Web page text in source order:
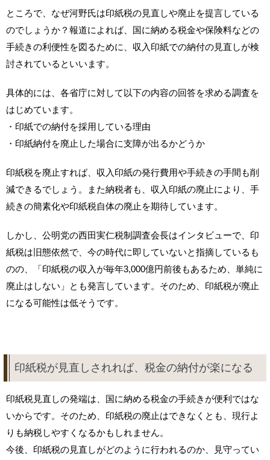
ところで、なぜ河野氏は印紙税の見直しや廃止を提言している
のでしょうか？報道によれば、国に納める税金や保険料などの
手続きの利便性を図るために、収入印紙での納付の見直しが検
討されているといいます。
具体的には、各省庁に対して以下の内容の回答を求める調査を
はじめています。
・印紙での納付を採用している理由
・印紙納付を廃止した場合に支障が出るかどうか
印紙税を廃止すれば、収入印紙の発行費用や手続きの手間も削
減できるでしょう。また納税者も、収入印紙の廃止により、手
続きの簡素化や印紙税自体の廃止を期待しています。
しかし、公明党の西田実仁税制調査会長はインタビューで、印
紙税は旧態依然で、今の時代に即していないと指摘しているも
のの、「印紙税の収入が毎年3,000億円前後もあるため、単純に
廃止はしない」とも発言しています。そのため、印紙税が廃止
になる可能性は低そうです。
印紙税が見直しされれば、税金の納付が楽になる
印紙税見直しの発端は、国に納める税金の手続きが便利ではな
いからです。そのため、印紙税の廃止はできなくとも、現行よ
りも納税しやすくなるかもしれません。
今後、印紙税の見直しがどのように行われるのか、見守ってい